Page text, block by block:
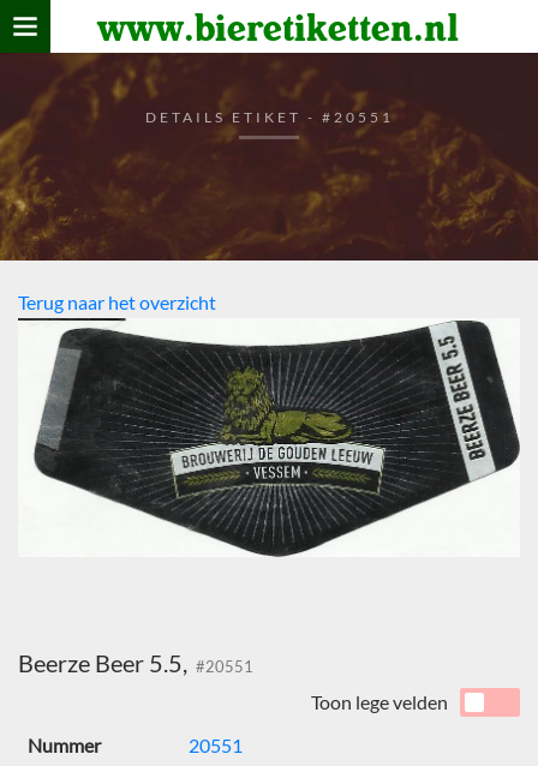
www.bieretiketten.nl
Home
verzamelen
De bierkaart
Bezoekers
DETAILS ETIKET - #20551
Terug naar het overzicht
Beerze Beer 5.5, #20551
Toon lege velden
Nummer
20551